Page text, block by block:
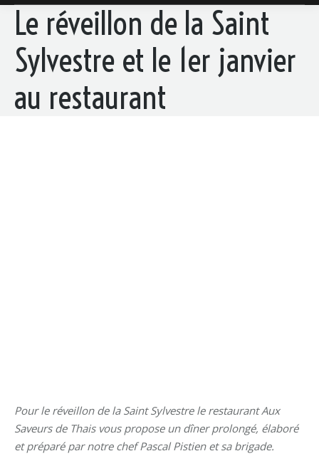
Le réveillon de la Saint
Sylvestre et le 1er janvier
au restaurant
Pour le réveillon de la Saint Sylvestre le restaurant Aux
Saveurs de Thais vous propose un dîner prolongé, élaboré
et préparé par notre chef Pascal Pistien et sa brigade.